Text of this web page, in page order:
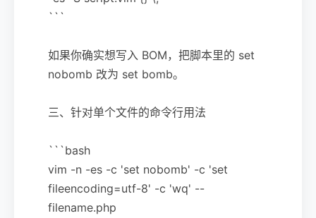
```
如果你确实想写入 BOM，把脚本里的 set
nobomb 改为 set bomb。
三、针对单个文件的命令行用法
```bash
vim -n -es -c 'set nobomb' -c 'set
fileencoding=utf-8' -c 'wq' --
filename.php